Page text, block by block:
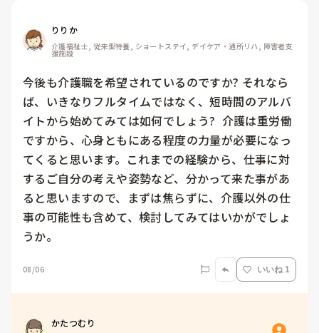
りりか
介護福祉士, 従来型特養, ショートステイ, デイケア・通所リハ, 障害者支
援施設
今後も介護職を希望されているのですか? それなら
ば、いきなりフルタイムではなく、短時間のアルバ
イトから始めてみては如何でしょう?  介護は重労働
ですから、心身ともにある程度の力量が必要になっ
てくると思います。これまでの経験から、仕事に対
するご自分の考えや姿勢など、分かって来た事があ
ると思いますので、まずは焦らずに、介護以外の仕
事の可能性も含めて、検討してみてはいかがでしょ
うか。
08/06 いいね 1
かたつむり